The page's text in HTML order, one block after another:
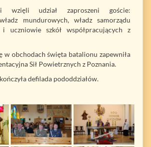
wzięli udział zaproszeni goście:
mundurowych, władz samorządu
uczniowie szkół współpracujących z
w obchodach święta batalionu zapewniła
Sił Powietrznych z Poznania.
defilada pododdziałów.